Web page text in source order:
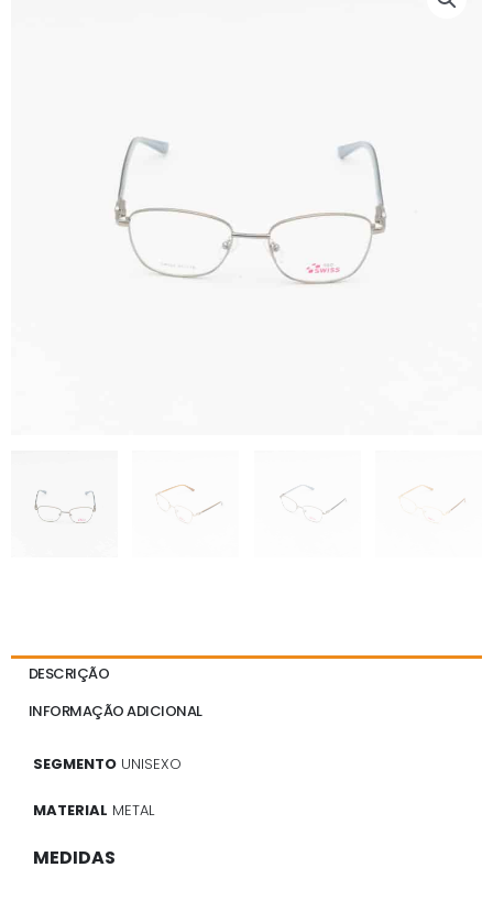
DESCRIÇÃO
INFORMAÇÃO ADICIONAL
SEGMENTO UNISEXO
MATERIAL METAL
MEDIDAS